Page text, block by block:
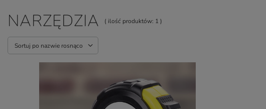
NARZĘDZIA ( ilość produktów: 1 )
Sortuj po nazwie rosnąco